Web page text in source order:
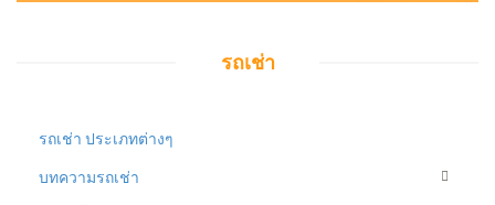
รถเช่า
รถเช่า ประเภทต่างๆ
บทความรถเช่า